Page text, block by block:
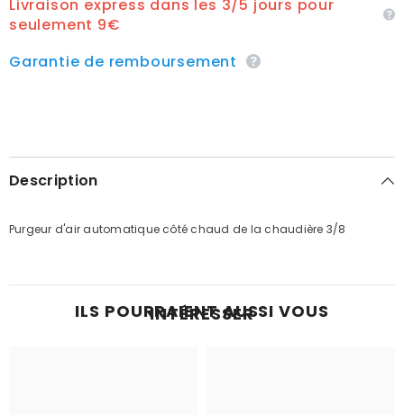
Livraison express dans les 3/5 jours pour
seulement 9€
Garantie de remboursement
Description
Purgeur d'air automatique côté chaud de la chaudière 3/8
ILS POURRAIENT AUSSI VOUS
INTÉRESSER